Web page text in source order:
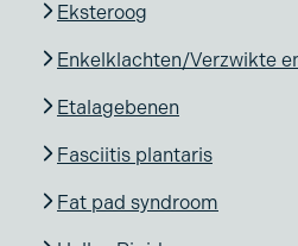
Eksteroog
Enkelklachten/Verzwikte
Etalagebenen
Fasciitis plantaris
Fat pad syndroom